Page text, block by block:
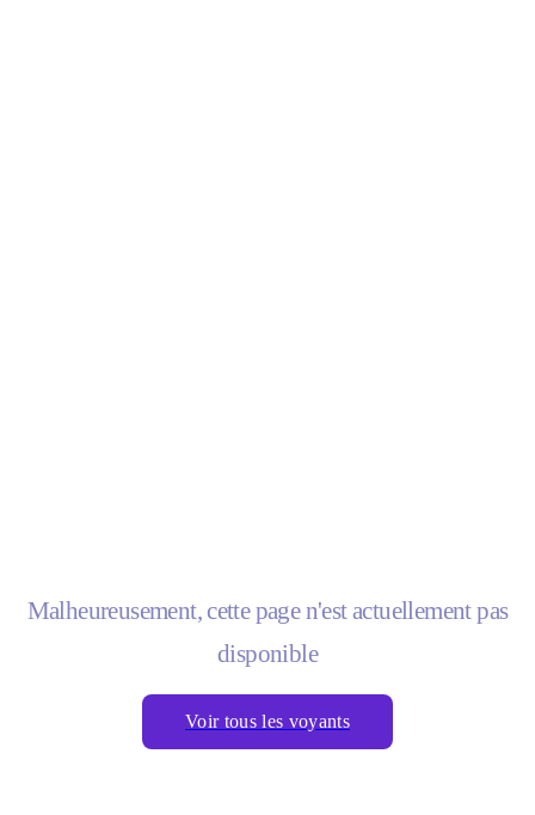
Malheureusement, cette page n'est actuellement pas
disponible
Voir tous les voyants